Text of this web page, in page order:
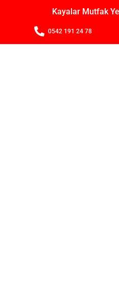
Kayalar Mutfak
0542 191 24 78